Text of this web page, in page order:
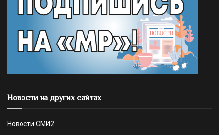
Новости на других сайтах
Новости СМИ2